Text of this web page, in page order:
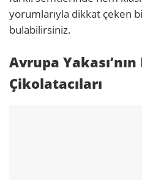
yorumlarıyla dikkat çeken
bulabilirsiniz.
Avrupa Yakası’nın
Çikolatacıları